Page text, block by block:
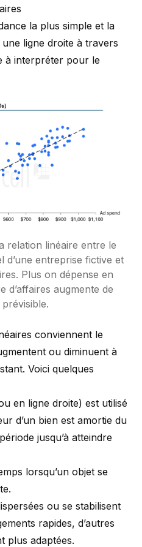
la plus simple et la
ligne droite à travers
à interpréter pour le
relation linéaire entre le
d’une entreprise fictive et
Plus on dépense en
d’affaires augmente de
conviennent le
ou diminuent à
Voici quelques
en ligne droite) est utilisé
d’un bien est amortie du
jusqu’à atteindre
lorsqu’un objet se
ou se stabilisent
rapides, d’autres
plus adaptées.